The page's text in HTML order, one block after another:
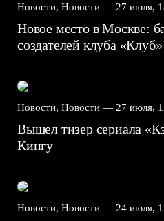
Новости, Новости — 27 июля,
Новое место в Москве:
создателей клуба «Клуб»
Новости, Новости — 27 июля,
Вышел тизер сериала
Кингу
Новости, Новости — 24 июля,